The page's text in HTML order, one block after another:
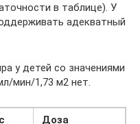
в таблице). У
адекватный
у детей со значениями
мин/1,73 м2 нет.
Доза